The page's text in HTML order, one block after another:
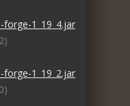
1_19_4.jar
1_19_2.jar